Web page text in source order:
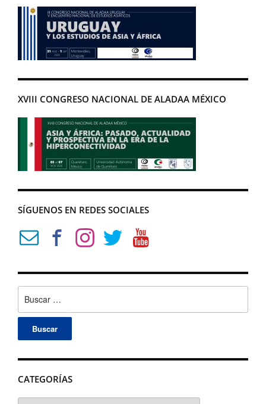
XVIII CONGRESO NACIONAL DE ALADAA MÉXICO
SÍGUENOS EN REDES SOCIALES
CATEGORÍAS